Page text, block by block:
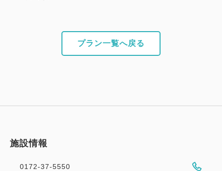
◇土手町立体駐車場（高さ制限：2.1m）
バイク等の二輪車はご利用できません。
◆大型車 当日１７：００～翌朝８：００出庫含めて
プラン一覧へ戻る
施設情報
0172-37-5550